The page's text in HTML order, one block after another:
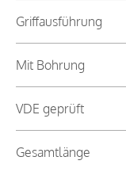
Griffausführung
Mit Bohrung
VDE geprüft
Gesamtlänge